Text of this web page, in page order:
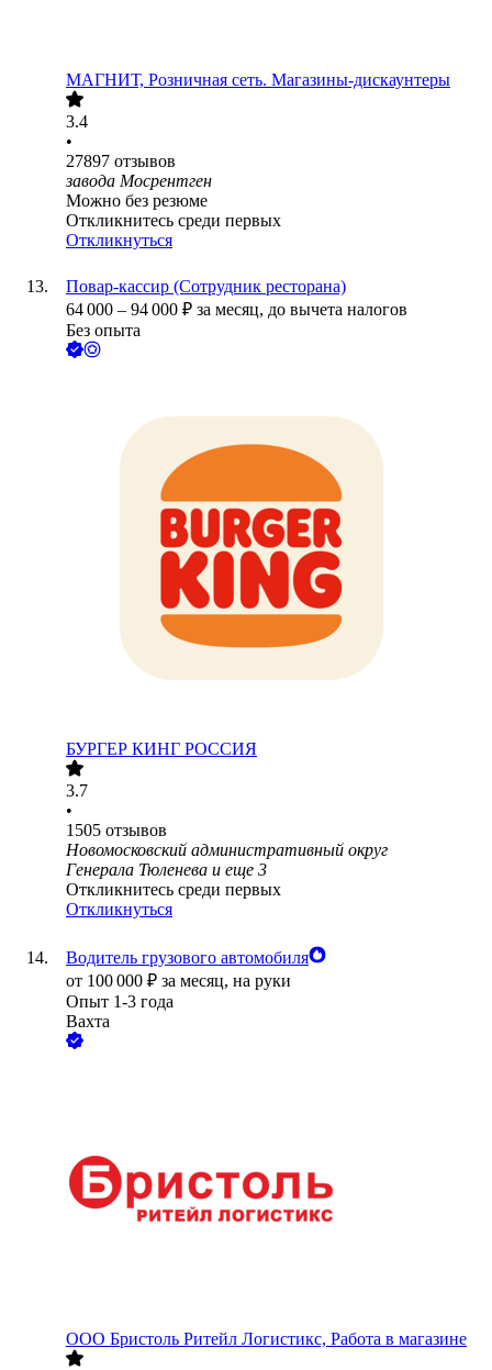
МАГНИТ, Розничная сеть. Магазины-дискаунтеры
3.4
•
27897 отзывов
завода Мосрентген
Можно без резюме
Откликнитесь среди первых
Откликнуться
Повар-кассир (Сотрудник ресторана)
64 000 – 94 000 ₽ за месяц, до вычета налогов
Без опыта
БУРГЕР КИНГ РОССИЯ
3.7
•
1505 отзывов
Новомосковский административный округ
Генерала Тюленева и еще 3
Откликнитесь среди первых
Откликнуться
Водитель грузового автомобиля
от 100 000 ₽ за месяц, на руки
Опыт 1-3 года
Вахта
ООО Бристоль Ритейл Логистикс, Работа в магазине